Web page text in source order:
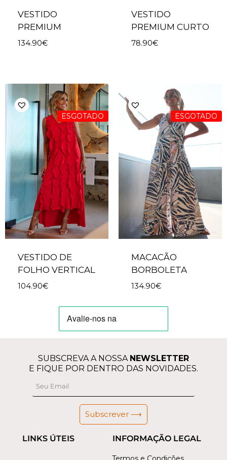
VESTIDO
PREMIUM
134.90€
VESTIDO
PREMIUM CURTO
78.90€
ESGOTADO
VESTIDO DE
FOLHO VERTICAL
104.90€
ESGOTADO
MACACÃO
BORBOLETA
134.90€
INFORMAÇÃO LEGAL
LINKS ÚTEIS
SUBSCREVA A NOSSA NEWSLETTER
E FIQUE POR DENTRO DAS NOVIDADES.
Subscrever ⟶